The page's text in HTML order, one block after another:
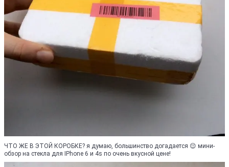
ЧТО ЖЕ В ЭТОЙ КОРОБКЕ? я думаю, большинство догадается 😌 мини-
обзор на стекла для IPhone 6 и 4s по очень вкусной цене!